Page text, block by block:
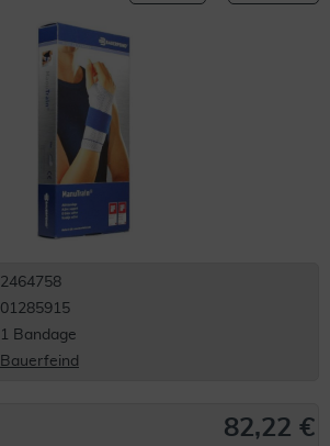
2464758
01285915
1 Bandage
Bauerfeind
82,22 €